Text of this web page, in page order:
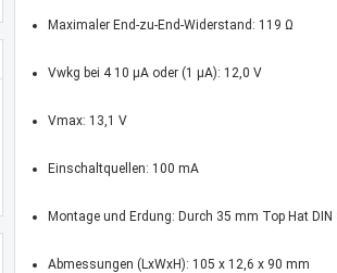
Maximaler End-zu-End-Widerstand: 119 Ω
Vwkg bei 4 10 μA oder (1 μA): 12,0 V
Vmax: 13,1 V
Einschaltquellen: 100 mA
Montage und Erdung: Durch 35 mm Top Hat DIN
Abmessungen (LxWxH): 105 x 12,6 x 90 mm